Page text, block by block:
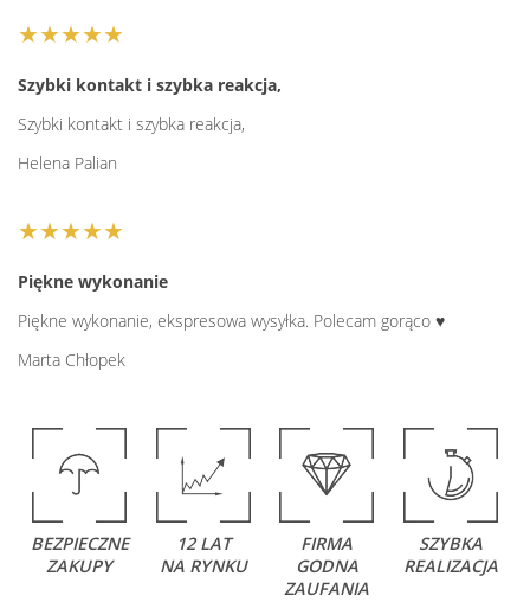
★★★★★
Szybki kontakt i szybka reakcja,
Szybki kontakt i szybka reakcja,
Helena Palian
★★★★★
Piękne wykonanie
Piękne wykonanie, ekspresowa wysyłka. Polecam gorąco ♥️
Marta Chłopek
BEZPIECZNE
ZAKUPY
12 LAT
NA RYNKU
FIRMA
GODNA
ZAUFANIA
SZYBKA
REALIZACJA